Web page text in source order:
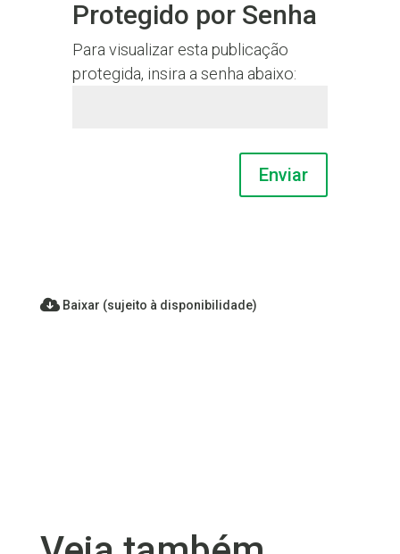
Protegido por Senha
Para visualizar esta publicação
protegida, insira a senha abaixo:
Enviar
Baixar (sujeito à disponibilidade)